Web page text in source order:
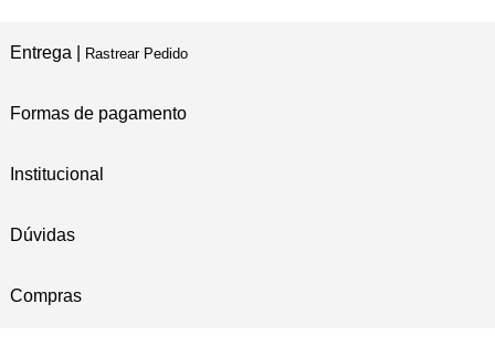
Entrega | Rastrear Pedido
Formas de pagamento
Institucional
Dúvidas
Compras